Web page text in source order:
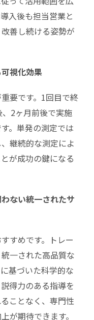
入後も担当営業と
善し続ける姿勢が
視化効果
要です。1回目で終
2ヶ月前後で実施
。単発の測定では
継続的な測定によ
が成功の鍵になる
ない統一されたサ
すめです。トレー
一された高品質な
基づいた科学的な
得力のある指導を
ことなく、専門性
が期待できます。